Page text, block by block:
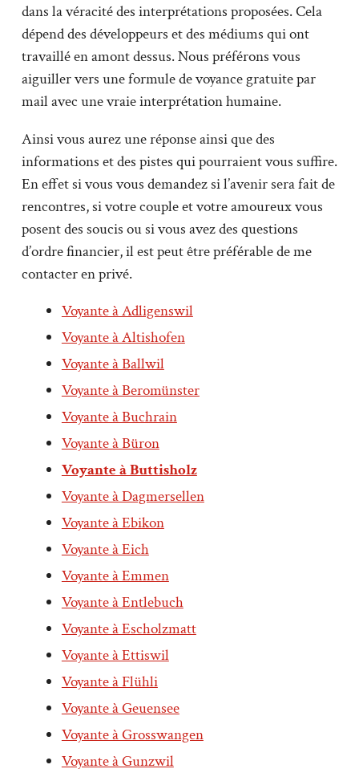
dans la véracité des interprétations proposées. Cela
dépend des développeurs et des médiums qui ont
travaillé en amont dessus. Nous préférons vous
aiguiller vers une formule de voyance gratuite par
mail avec une vraie interprétation humaine.
Ainsi vous aurez une réponse ainsi que des
informations et des pistes qui pourraient vous suffire.
En effet si vous vous demandez si l’avenir sera fait de
rencontres, si votre couple et votre amoureux vous
posent des soucis ou si vous avez des questions
d’ordre financier, il est peut être préférable de me
contacter en privé.
Voyante à Adligenswil
Voyante à Altishofen
Voyante à Ballwil
Voyante à Beromünster
Voyante à Buchrain
Voyante à Büron
Voyante à Buttisholz
Voyante à Dagmersellen
Voyante à Ebikon
Voyante à Eich
Voyante à Emmen
Voyante à Entlebuch
Voyante à Escholzmatt
Voyante à Ettiswil
Voyante à Flühli
Voyante à Geuensee
Voyante à Grosswangen
Voyante à Gunzwil